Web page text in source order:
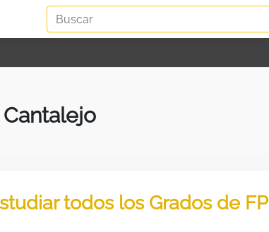
todos los Grados de FP